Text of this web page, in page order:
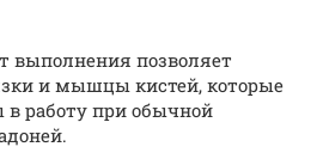
выполнения позволяет
и мышцы кистей, которые
в работу при обычной